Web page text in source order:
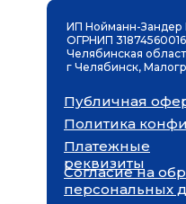
ИП Нойманн-Зандер
ОГРНИП
Челябинская
г Челябинск,
Политика
Согласие на
персональных
Платежные
реквизиты
Публичная